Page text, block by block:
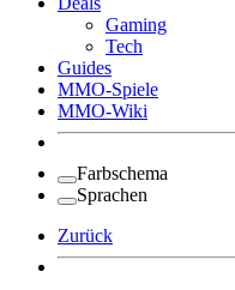
Gaming
Tech
Guides
MMO-Spiele
MMO-Wiki
Farbschema
Sprachen
Zurück